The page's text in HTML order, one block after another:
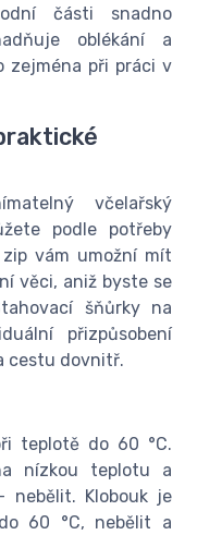
části snadno
oblékání a
zejména při práci v
včelařský
podle potřeby
vám umožní mít
věci, aniž byste se
šňůrky na
přizpůsobení
cestu dovnitř.
teplotě do 60 °C.
nízkou teplotu a
nebělit. Klobouk je
60 °C, nebělit a